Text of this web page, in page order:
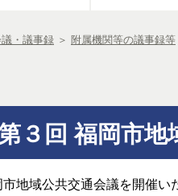
・議事録 ＞ 附属機関等の議事録等
３回 福岡市地
地域公共交通会議を開催い